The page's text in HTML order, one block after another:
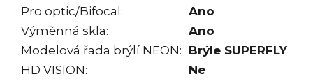
Pro optic/Bifocal:
Ano
Výměnná skla:
Ano
Modelová řada brýlí NEON: Brýle SUPERFLY
HD VISION: Ne